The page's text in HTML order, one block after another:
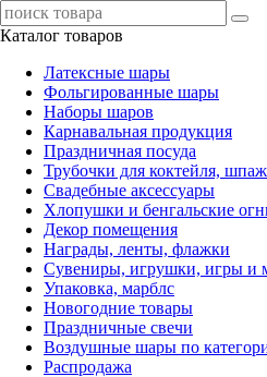
Каталог товаров
Латексные шары
Фольгированные шары
Наборы шаров
Карнавальная продукция
Праздничная посуда
Трубочки для коктейля,
Свадебные аксессуары
Хлопушки и бенгальские
Декор помещения
Награды, ленты, флажки
Сувениры, игрушки, игры и
Упаковка, марблс
Новогодние товары
Праздничные свечи
Воздушные шары по
Распродажа